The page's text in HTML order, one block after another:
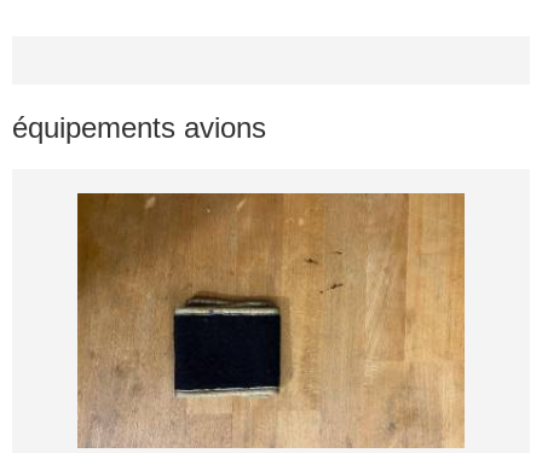
équipements avions